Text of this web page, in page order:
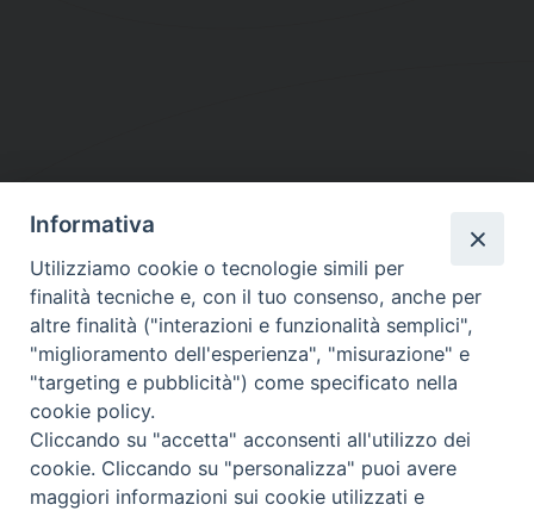
DIOCESI SUBURBICARIA DI ALBANO
Contatti:Tel.: 06.93268401 - Fax.: 06.9323844
E-mail:curia@diocesidialbano.it
Orari: dal Lunedì al Venerdì Ore: 9:00 - 13:00
Lunedì, Mercoledì e Venerdì, Ore 9:30 - 12:30
Informativa
Utilizziamo cookie o tecnologie simili per
finalità tecniche e, con il tuo consenso, anche per
altre finalità ("interazioni e funzionalità semplici",
"miglioramento dell'esperienza", "misurazione" e
"targeting e pubblicità") come specificato nella
cookie policy.
Cliccando su "accetta" acconsenti all'utilizzo dei
cookie. Cliccando su "personalizza" puoi avere
maggiori informazioni sui cookie utilizzati e